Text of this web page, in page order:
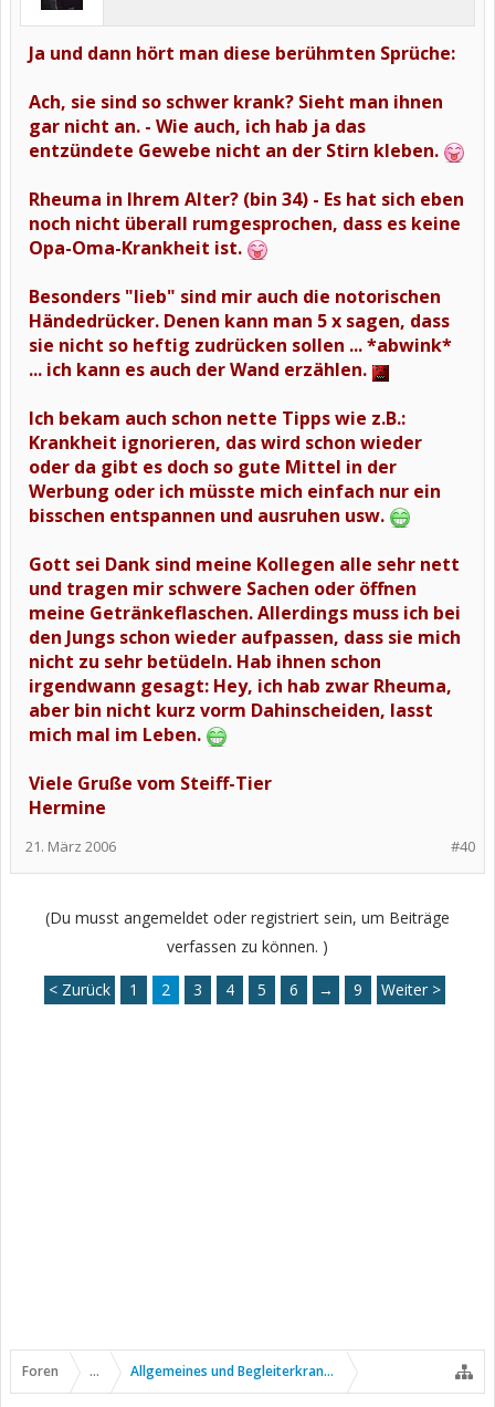
Ja und dann hört man diese berühmten Sprüche:
Ach, sie sind so schwer krank? Sieht man ihnen
gar nicht an. - Wie auch, ich hab ja das
entzündete Gewebe nicht an der Stirn kleben.
Rheuma in Ihrem Alter? (bin 34) - Es hat sich eben
noch nicht überall rumgesprochen, dass es keine
Opa-Oma-Krankheit ist.
Besonders "lieb" sind mir auch die notorischen
Händedrücker. Denen kann man 5 x sagen, dass
sie nicht so heftig zudrücken sollen ... *abwink*
... ich kann es auch der Wand erzählen.
Ich bekam auch schon nette Tipps wie z.B.:
Krankheit ignorieren, das wird schon wieder
oder da gibt es doch so gute Mittel in der
Werbung oder ich müsste mich einfach nur ein
bisschen entspannen und ausruhen usw.
Gott sei Dank sind meine Kollegen alle sehr nett
und tragen mir schwere Sachen oder öffnen
meine Getränkeflaschen. Allerdings muss ich bei
den Jungs schon wieder aufpassen, dass sie mich
nicht zu sehr betüdeln. Hab ihnen schon
irgendwann gesagt: Hey, ich hab zwar Rheuma,
aber bin nicht kurz vorm Dahinscheiden, lasst
mich mal im Leben.
Viele Gruße vom Steiff-Tier
Hermine
#40
21. März 2006
(Du musst angemeldet oder registriert sein, um Beiträge
verfassen zu können. )
< Zurück 1 2 3 4 5 6 → 9 Weiter >
Foren ... Allgemeines und Begleiterkrankungen